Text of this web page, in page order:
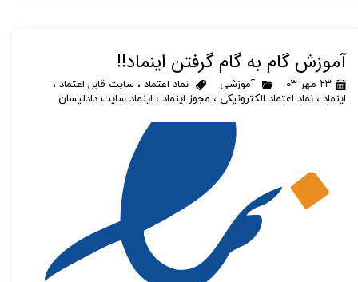
آموزش گام به گام گرفتن اینماد!!
۲۳ مهر ۰۳ آموزشی نماد اعتماد ، سایت قابل اعتماد ،
اینماد ، نماد اعتماد الکترونیکی ، مجوز اینماد ، اینماد سایت دادلیسان